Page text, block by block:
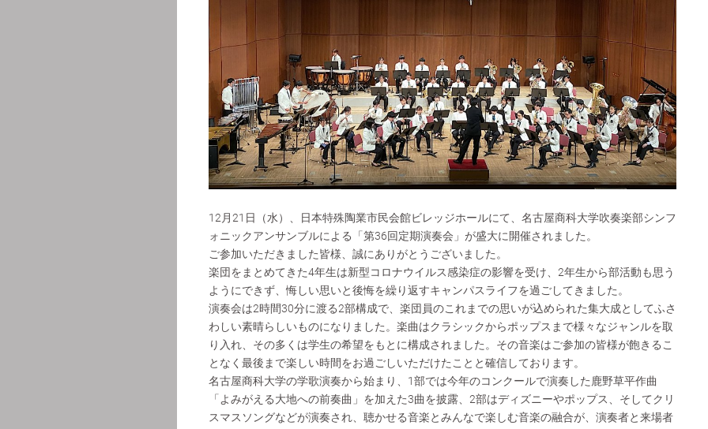
12月21日（水）、日本特殊陶業市民会館ビレッジホールにて、名古屋商科大学吹奏楽部シンフ
ォニックアンサンブルによる「第36回定期演奏会」が盛大に開催されました。
ご参加いただきました皆様、誠にありがとうございました。
楽団をまとめてきた4年生は新型コロナウイルス感染症の影響を受け、2年生から部活動も思う
ようにできず、悔しい思いと後悔を繰り返すキャンパスライフを過ごしてきました。
演奏会は2時間30分に渡る2部構成で、楽団員のこれまでの思いが込められた集大成としてふさ
わしい素晴らしいものになりました。楽曲はクラシックからポップスまで様々なジャンルを取
り入れ、その多くは学生の希望をもとに構成されました。その音楽はご参加の皆様が飽きるこ
となく最後まで楽しい時間をお過ごしいただけたことと確信しております。
名古屋商科大学の学歌演奏から始まり、1部では今年のコンクールで演奏した鹿野草平作曲
「よみがえる大地への前奏曲」を加えた3曲を披露、2部はディズニーやポップス、そしてクリ
スマスソングなどが演奏され、聴かせる音楽とみんなで楽しむ音楽の融合が、演奏者と来場者